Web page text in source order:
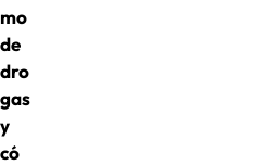
mo
de
dro
gas
y
có